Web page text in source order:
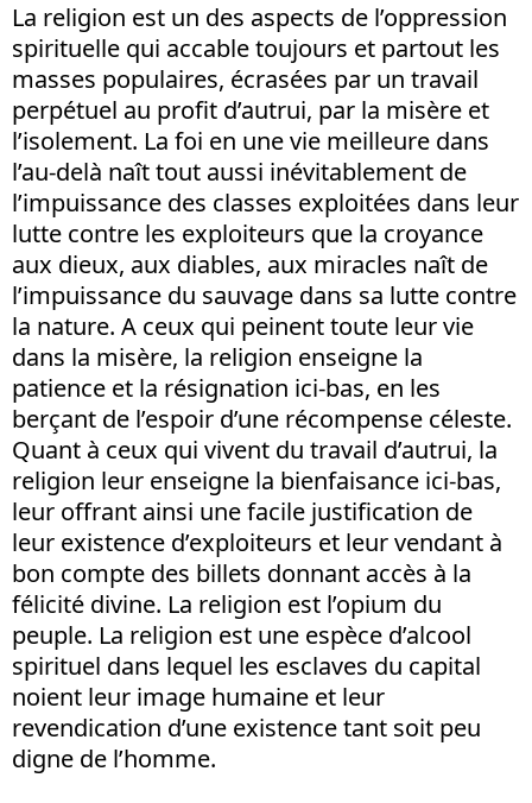
La religion est un des aspects de l’oppression
spirituelle qui accable toujours et partout les
masses populaires, écrasées par un travail
perpétuel au profit d’autrui, par la misère et
l’isolement. La foi en une vie meilleure dans
l’au-delà naît tout aussi inévitablement de
l’impuissance des classes exploitées dans leur
lutte contre les exploiteurs que la croyance
aux dieux, aux diables, aux miracles naît de
l’impuissance du sauvage dans sa lutte contre
la nature. A ceux qui peinent toute leur vie
dans la misère, la religion enseigne la
patience et la résignation ici-bas, en les
berçant de l’espoir d’une récompense céleste.
Quant à ceux qui vivent du travail d’autrui, la
religion leur enseigne la bienfaisance ici-bas,
leur offrant ainsi une facile justification de
leur existence d’exploiteurs et leur vendant à
bon compte des billets donnant accès à la
félicité divine. La religion est l’opium du
peuple. La religion est une espèce d’alcool
spirituel dans lequel les esclaves du capital
noient leur image humaine et leur
revendication d’une existence tant soit peu
digne de l’homme.